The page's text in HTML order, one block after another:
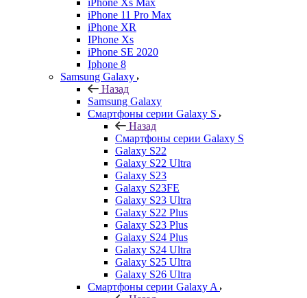
iPhone Xs Max
iPhone 11 Pro Max
iPhone XR
IPhone Xs
iPhone SE 2020
Iphone 8
Samsung Galaxy
Назад
Samsung Galaxy
Смартфоны серии Galaxy S
Назад
Смартфоны серии Galaxy S
Galaxy S22
Galaxy S22 Ultra
Galaxy S23
Galaxy S23FE
Galaxy S23 Ultra
Galaxy S22 Plus
Galaxy S23 Plus
Galaxy S24 Plus
Galaxy S24 Ultra
Galaxy S25 Ultra
Galaxy S26 Ultra
Смартфоны серии Galaxy A